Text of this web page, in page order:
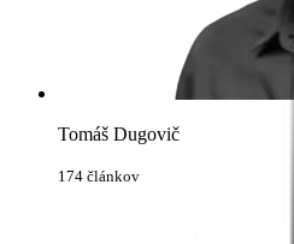
Tomáš Dugovič
174 článkov